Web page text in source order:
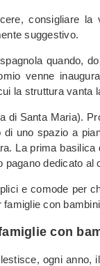
consigliare la
suggestivo.
quando,
venne
la struttura vanta
di Santa Maria).
uno spazio a
La prima
dedicato al
e comode per
famiglie con
con
ogni anno,